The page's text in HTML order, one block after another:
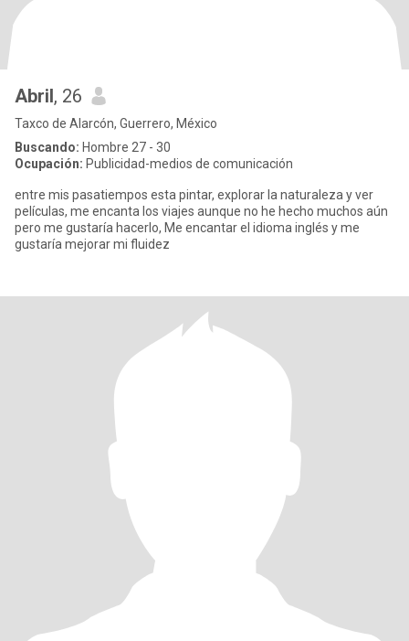
Abril, 26
Taxco de Alarcón, Guerrero, México
Buscando: Hombre 27 - 30
Ocupación: Publicidad-medios de comunicación
entre mis pasatiempos esta pintar, explorar la naturaleza y ver
películas, me encanta los viajes aunque no he hecho muchos aún
pero me gustaría hacerlo, Me encantar el idioma inglés y me
gustaría mejorar mi fluidez